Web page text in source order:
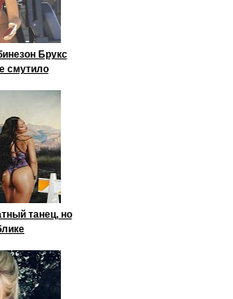
Брукс
смутило
танец, но